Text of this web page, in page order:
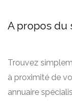
A propos du
Trouvez
à proximité de
annuaire